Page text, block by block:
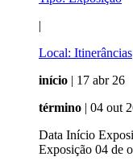
|
Local: Itinerâncias
início | 17 abr 26
término | 04 out
Data Início
Exposição 04 de